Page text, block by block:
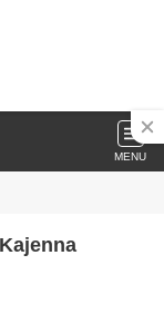
MENU